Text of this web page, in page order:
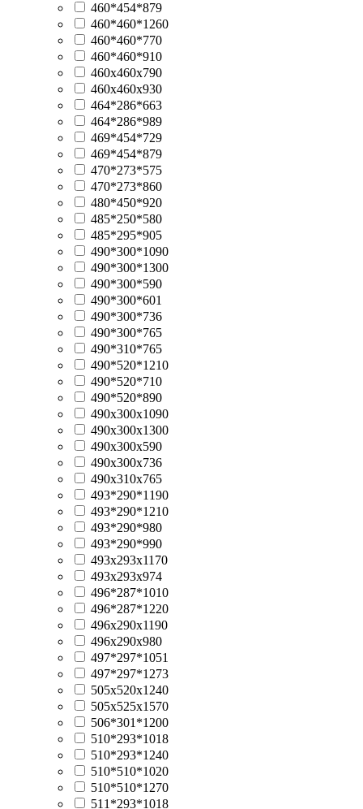
460*454*879
460*460*1260
460*460*770
460*460*910
460х460х790
460х460х930
464*286*663
464*286*989
469*454*729
469*454*879
470*273*575
470*273*860
480*450*920
485*250*580
485*295*905
490*300*1090
490*300*1300
490*300*590
490*300*601
490*300*736
490*300*765
490*310*765
490*520*1210
490*520*710
490*520*890
490х300х1090
490х300х1300
490х300х590
490х300х736
490х310х765
493*290*1190
493*290*1210
493*290*980
493*290*990
493х293х1170
493х293х974
496*287*1010
496*287*1220
496x290x1190
496x290x980
497*297*1051
497*297*1273
505х520х1240
505х525х1570
506*301*1200
510*293*1018
510*293*1240
510*510*1020
510*510*1270
511*293*1018